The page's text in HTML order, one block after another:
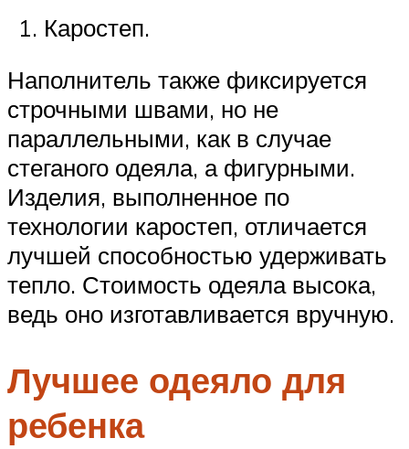
Каростеп.
Наполнитель также фиксируется
строчными швами, но не
параллельными, как в случае
стеганого одеяла, а фигурными.
Изделия, выполненное по
технологии каростеп, отличается
лучшей способностью удерживать
тепло. Стоимость одеяла высока,
ведь оно изготавливается вручную.
Лучшее одеяло для
ребенка